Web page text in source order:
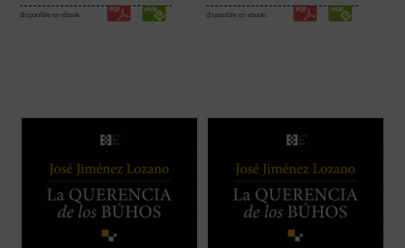
disponible en ebook: disponible en ebook:
todas inéditas, que nos desvelan el
vivencias son transformados en relatos
que nos sitúan ante aquellos instantes de la
vida que la hacen más verdadera. ...(ver
todas inéditas, que nos desvelan el
vivencias son transformados en relatos
que nos sitúan ante aquellos instantes de la
vida que la hacen más verdadera. ...(ver